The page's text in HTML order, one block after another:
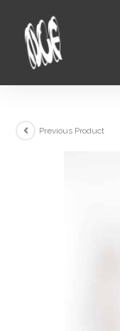
Previous Product